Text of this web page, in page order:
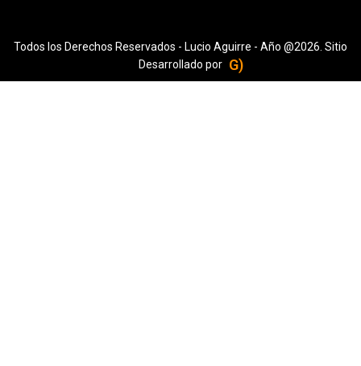
Todos los Derechos Reservados - Lucio Aguirre - Año @2026. Sitio
Desarrollado por G)